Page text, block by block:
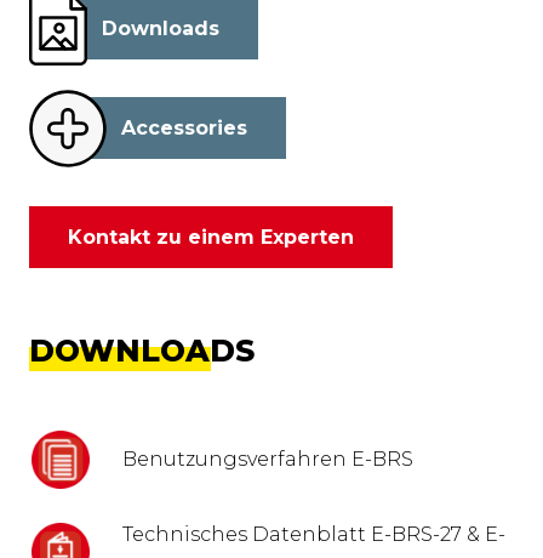
Downloads
Accessories
Kontakt zu einem Experten
DOWNLOADS
Benutzungsverfahren E-BRS
Technisches Datenblatt E-BRS-27 & E-